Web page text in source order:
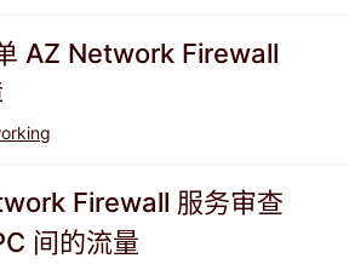
AZ Network Firewall
Firewall 服务审查
间的流量